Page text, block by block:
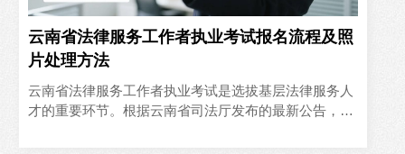
云南省法律服务工作者执业考试报名流程及照
片处理方法
云南省法律服务工作者执业考试是选拔基层法律服务人
才的重要环节。根据云南省司法厅发布的最新公告，本